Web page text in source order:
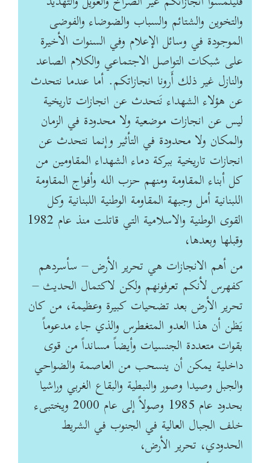
والتخوين والشتائم ‏والسباب والضوضاء والفوضى
الموجودة في وسائل الإعلام وفي السنوات الأخيرة
على شبكات التواصل ‏الاجتماعي والكلام الصاعد
والنازل غير ذلك أَرونا انجازاتكم. أما عندما نتحدث
عن هؤلاء الشهداء نَتحدث ‏عن انجازات تاريخية
ليس عن انجازات موضعية ولا محدودة في الزمان
والمكان ولا محدودة في التأثير ‏وإنما نتحدث عن
انجازات تاريخية ببركة دماء الشهداء المقاومين من
كل أبناء المقاومة ومنهم حزب الله ‏وأفواج المقاومة
اللبنانية أمل وجبهة المقاومة الوطنية اللبنانية وكل
القوى الوطنية والاسلامية التي قاتلت ‏منذ عام 1982
وقبلها وبعدها،
من أهم الانجازات هي تحرير الأرض – سأسردهم
كفهرس لأنكم ‏تعرفونهم ولكن لاكتمال الحديث –
تحرير الأرض بعد تضحيات كبيرة وعظيمة، من كان
يَظن أن هذا ‏العدو المتغطرس والذي جاء مدعوماً
بقوات متعددة الجنسيات وأيضاً مسانداً من قوى
داخلية يمكن أن ‏ينسحب من العاصمة والضواحي
والجبل وصيدا وصور والنبطية والبقاع الغربي وراشيا
بحدود عام ‏‏1985 وصولاً إلى عام 2000 ويختبىء
خلف الجبال العالية في الجنوب في الشريط
الحدودي، تحرير الأرض،